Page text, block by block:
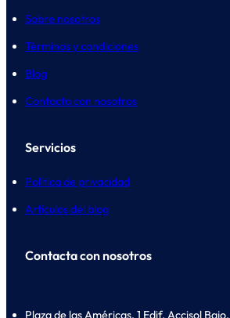
Sobre nosotros
Términos y condiciones
Blog
Contacta con nosotros
Servicios
Política de privacidad
Artículos del blog
Contacta con nosotros
Plaza de las Américas, 1 Edif. Accisol